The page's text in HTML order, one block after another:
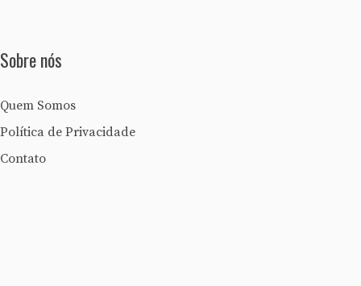
Sobre nós
Quem Somos
Política de Privacidade
Contato